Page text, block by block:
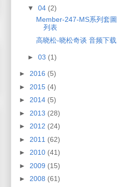
▼ 04 (2)
Member-247-MS系列套圖
列表
高晓松-晓松奇谈 音频下载
► 03 (1)
► 2016 (5)
► 2015 (4)
► 2014 (5)
► 2013 (28)
► 2012 (24)
► 2011 (62)
► 2010 (41)
► 2009 (15)
► 2008 (61)